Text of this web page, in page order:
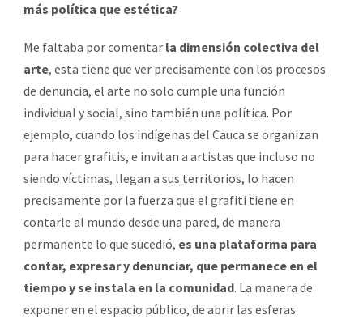
más política que estética?
Me faltaba por comentar la dimensión colectiva del
arte, esta tiene que ver precisamente con los procesos
de denuncia, el arte no solo cumple una función
individual y social, sino también una política. Por
ejemplo, cuando los indígenas del Cauca se organizan
para hacer grafitis, e invitan a artistas que incluso no
siendo víctimas, llegan a sus territorios, lo hacen
precisamente por la fuerza que el grafiti tiene en
contarle al mundo desde una pared, de manera
permanente lo que sucedió, es una plataforma para
contar, expresar y denunciar, que permanece en el
tiempo y se instala en la comunidad. La manera de
exponer en el espacio público, de abrir las esferas